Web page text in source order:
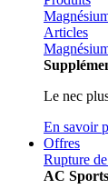
Articles
Le nec
En savoir
Offres
Rupture
AC